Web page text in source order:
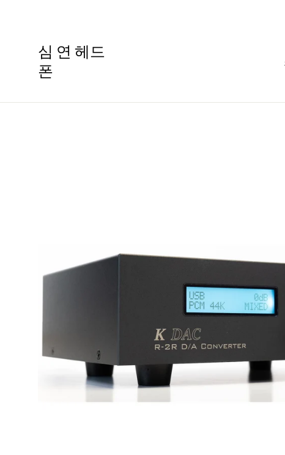
뛰
심 연 헤드
폰